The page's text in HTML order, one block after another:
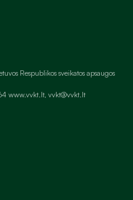
Respublikos sveikatos apsaugos
www.vvkt.lt, vvkt@vvkt.lt